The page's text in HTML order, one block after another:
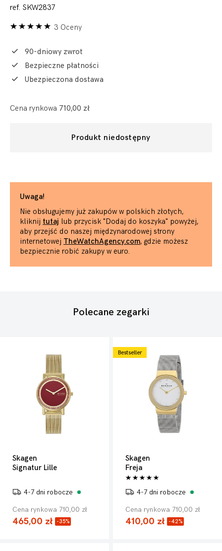
ref. SKW2837
3 Oceny
90-dniowy zwrot
Bezpieczne płatności
Ubezpieczona dostawa
Cena rynkowa 710,00 zł
Produkt niedostępny
Uwaga!
Nie obsługujemy już zakupów w polskich złotych,
kliknij tutaj lub przycisk "Dodaj do koszyka" powyżej,
aby przejść do naszej międzynarodowej strony
internetowej TheWatchAgency.com, gdzie możesz
bezpiecznie robić zakupy w euro.
Polecane zegarki
Skagen
Signatur Lille
4-7 dni robocze
Cena rynkowa 710,00 zł
465,00 zł -35%
Bestseller
Skagen
Freja
4-7 dni robocze
Cena rynkowa 710,00 zł
410,00 zł -42%